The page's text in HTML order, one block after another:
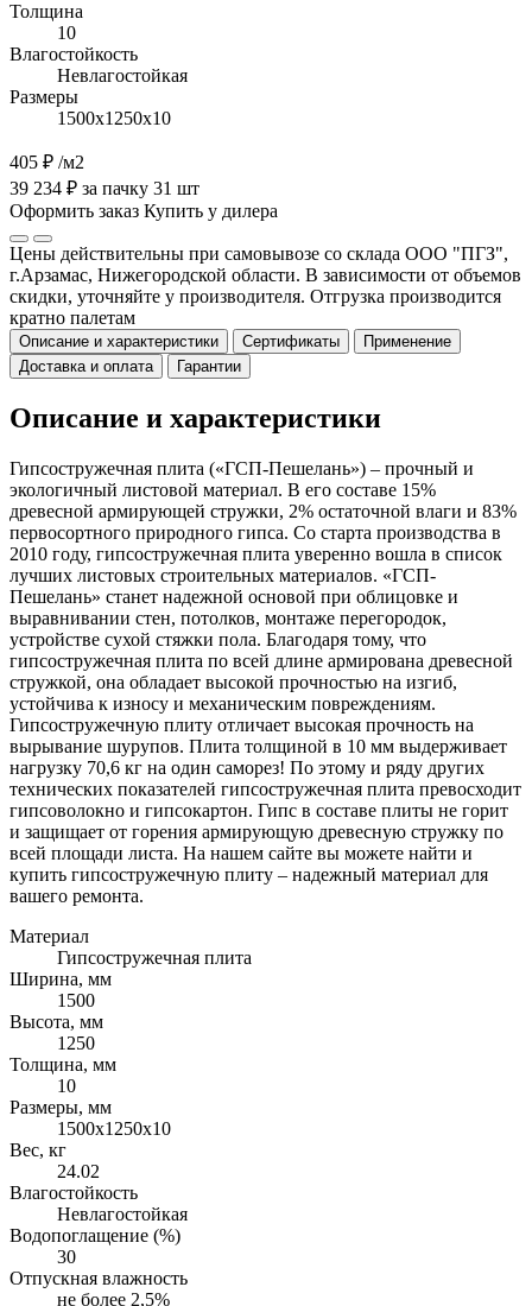
Толщина
10
Влагостойкость
Невлагостойкая
Размеры
1500х1250х10
405 ₽ /м2
39 234 ₽ за пачку 31 шт
Оформить заказ Купить у дилера
Цены действительны при самовывозе со склада ООО "ПГЗ",
г.Арзамас, Нижегородской области. В зависимости от объемов
скидки, уточняйте у производителя. Отгрузка производится
кратно палетам
Описание и характеристики Сертификаты
Применение
Доставка и оплата
Гарантии
Описание и характеристики
Гипсостружечная плита («ГСП-Пешелань») – прочный и
экологичный листовой материал. В его составе 15%
древесной армирующей стружки, 2% остаточной влаги и 83%
первосортного природного гипса. Со старта производства в
2010 году, гипсостружечная плита уверенно вошла в список
лучших листовых строительных материалов. «ГСП-
Пешелань» станет надежной основой при облицовке и
выравнивании стен, потолков, монтаже перегородок,
устройстве сухой стяжки пола. Благодаря тому, что
гипсостружечная плита по всей длине армирована древесной
стружкой, она обладает высокой прочностью на изгиб,
устойчива к износу и механическим повреждениям.
Гипсостружечную плиту отличает высокая прочность на
вырывание шурупов. Плита толщиной в 10 мм выдерживает
нагрузку 70,6 кг на один саморез! По этому и ряду других
технических показателей гипсостружечная плита превосходит
гипсоволокно и гипсокартон. Гипс в составе плиты не горит
и защищает от горения армирующую древесную стружку по
всей площади листа. На нашем сайте вы можете найти и
купить гипсостружечную плиту – надежный материал для
вашего ремонта.
Материал
Гипсостружечная плита
Ширина, мм
1500
Высота, мм
1250
Толщина, мм
10
Размеры, мм
1500х1250х10
Вес, кг
24.02
Влагостойкость
Невлагостойкая
Водопоглащение (%)
30
Отпускная влажность
не более 2,5%